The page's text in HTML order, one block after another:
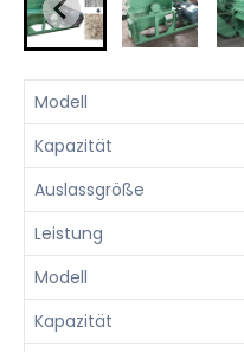
Modell
Kapazität
Auslassgröße
Leistung
Modell
Kapazität